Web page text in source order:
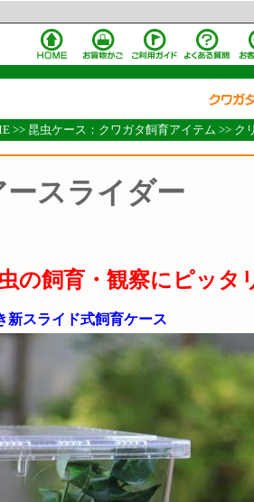
>> 昆虫ケース：クワガタ飼育アイテム >> ク
ースライダー
の飼育・観察にピッタ
新スライド式飼育ケース